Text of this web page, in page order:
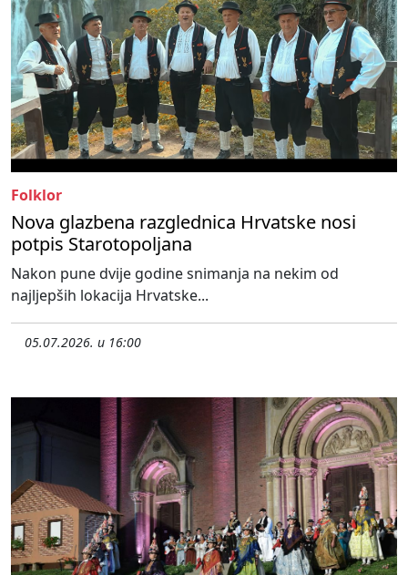
Folklor
Nova glazbena razglednica Hrvatske nosi
potpis Starotopoljana
Nakon pune dvije godine snimanja na nekim od
najljepših lokacija Hrvatske...
05.07.2026. u 16:00